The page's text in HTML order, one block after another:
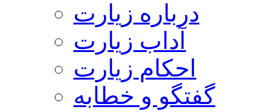
درباره زیارت
آداب زیارت
احکام زیارت
گفتگو و خطابه